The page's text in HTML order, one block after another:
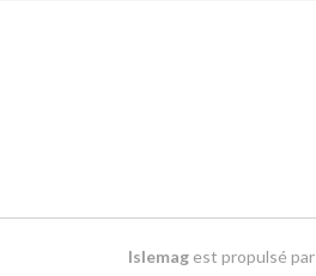
Islemagest propulsé par